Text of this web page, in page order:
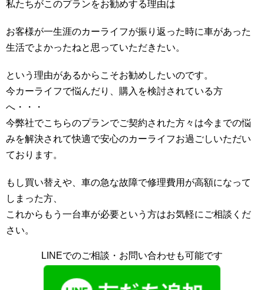
私たちがこのプランをお勧めする理由は
お客様が一生涯のカーライフが振り返った時に車があった
生活でよかったねと思っていただきたい。
という理由があるからこそお勧めしたいのです。
今カーライフで悩んだり、購入を検討されている方
へ・・・
今弊社でこちらのプランでご契約された方々は今までの悩
みを解決されて快適で安心のカーライフお過ごしいただい
ております。
もし買い替えや、車の急な故障で修理費用が高額になって
しまった方、
これからもう一台車が必要という方はお気軽にご相談くだ
さい。
LINEでのご相談・お問い合わせも可能です